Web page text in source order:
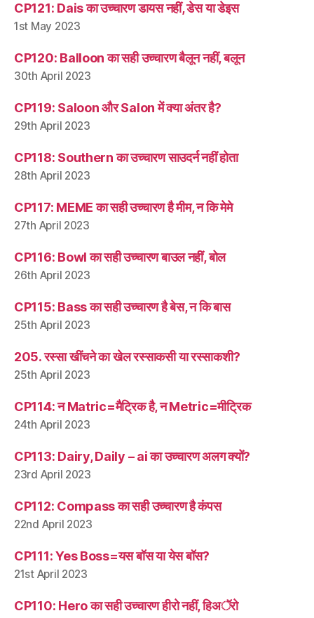
CP121: Dais का उच्चारण डायस नहीं, डेस या डेइस
1st May 2023
CP120: Balloon का सही उच्चारण बैलून नहीं, बलून
30th April 2023
CP119: Saloon और Salon में क्या अंतर है?
29th April 2023
CP118: Southern का उच्चारण साउदर्न नहीं होता
28th April 2023
CP117: MEME का सही उच्चारण है मीम, न कि मेमे
27th April 2023
CP116: Bowl का सही उच्चारण बाउल नहीं, बोल
26th April 2023
CP115: Bass का सही उच्चारण है बेस, न कि बास
25th April 2023
205. रस्सा खींचने का खेल रस्साकसी या रस्साकशी?
25th April 2023
CP114: न Matric=मैट्रिक है, न Metric=मीट्रिक
24th April 2023
CP113: Dairy, Daily – ai का उच्चारण अलग क्यों?
23rd April 2023
CP112: Compass का सही उच्चारण है कंपस
22nd April 2023
CP111: Yes Boss=यस बॉस या येस बॉस?
21st April 2023
CP110: Hero का सही उच्चारण हीरो नहीं, हिअॅरो